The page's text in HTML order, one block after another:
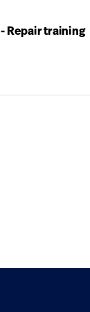
Repair training